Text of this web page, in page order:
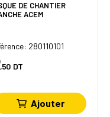
DE CHANTIER
ACEM
280110101
,50 DT
Ajouter